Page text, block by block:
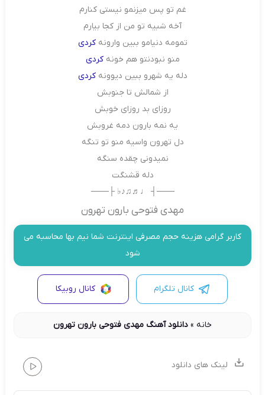
غم تو‌ پس میزنمو نیستی کنارم
آخه شبیه تو من از کجا بیارم
تمومه دنیامو ببین وارونهکردی
منو نبودنتو هم خونهکردی
دله یه شهرو ببین دیوونهکردی
از شمالش تا جنوبش
روزای بد روزای خوبش
یه نمه بارون دمه غروبش
دل تهرون واسیه منو تو تنگه
نمیدونی چقده سنگه
دله قشنگت
───┤ ♩♬♫♪♭ ├───
مهدی فتوحی بارون تهرون
کاربر گرامی هزینه حجم مصرفی اینترنت شما نیم بها محاسبه می
شود
کانال تلگرام کانال روبیکا
خانه» دانلود آهنگ مهدی فتوحی بارون تهرون
لینک های دانلود